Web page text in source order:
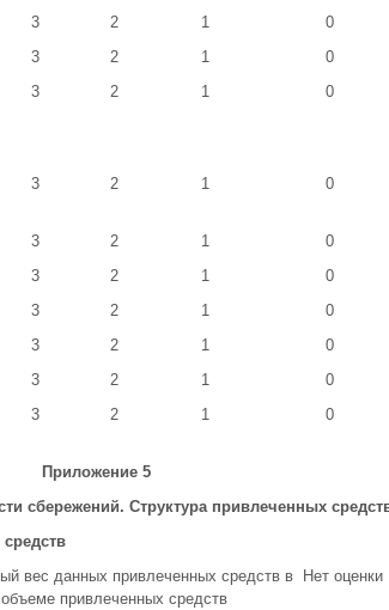
3 2 1
0
3 2 1
0
3 2 1 0
3 2 1 0
3 2 1
0
3 2 1
0
3 2 1
0
3 2 1
0
3 2 1
0
3 2 1 0
Приложение 5
сбережений. Структура привлеченных
вес данных привлеченных средств в
привлеченных средств
Нет оценки